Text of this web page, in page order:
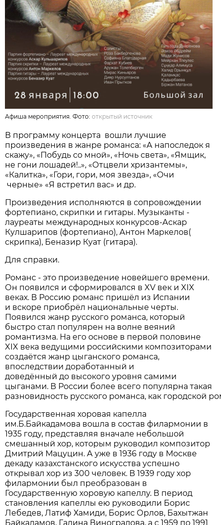
Афиша мероприятия. Фото:открытый источник
В программу концерта вошли лучшие
произведения в жанре романса: «А напоследок я
скажу», «Побудь со мной», «Ночь света», «Ямщик,
не гони лошадей!..», «Отцвели хризантемы»,
«Калитка», «Гори, гори, моя звезда», «Очи
черные» «Я встретил вас» и др.
Произведения исполняются в сопровождении
фортепиано, скрипки и гитары. Музыканты -
лауреаты международных конкурсов-Аскар
Кулшарипов (фортепиано), Антон Маркелов(
скрипка), Беназир Куат (гитара).
Для справки.
Романс - это произведение новейшего времени.
Он появился и сформировался в XV век и XIX
веках. В Россию романс пришёл из Испании
и вскоре приобрёл национальные черты.
Появился жанр русского романса, который
быстро стал популярен на волне веяний
романтизма. На его основе в первой половине
XIX века ведущими российскими композиторами
создаётся жанр цыганского романса,
впоследствии доработанный и
доведённый до высокого уровня самими
цыганами. В России более всего популярна такая
разновидность русского романса, как городской
Государственная хоровая капелла
им.Б.Байкадамова вошла в состав филармонии в
1935 году, представляя вначале небольшой
смешанный хор, которым руководил композитор
Дмитрий Мацуцин. А уже в 1936 году в Москве
декаду казахстанского искусства успешно
открывал хор из 300 человек. В 1939 году хор
филармонии был преобразован в
Государственную хоровую капеллу. В период
становления капеллы ею руководили Борис
Лебедев, Латиф Хамиди, Борис Орлов, Бахытжан
Байкадамов, Галина Виноградова, а с 1959 по 1991